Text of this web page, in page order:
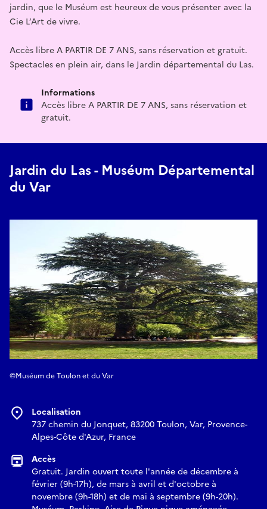
jardin, que le Muséum est heureux de vous présenter avec la
Cie L’Art de vivre.
Accès libre A PARTIR DE 7 ANS, sans réservation et gratuit.
Spectacles en plein air, dans le Jardin départemental du Las.
Informations
Accès libre A PARTIR DE 7 ANS, sans réservation et
gratuit.
Jardin du Las - Muséum Départemental
du Var
©Muséum de Toulon et du Var
Localisation
737 chemin du Jonquet, 83200 Toulon, Var, Provence-
Alpes-Côte d'Azur, France
Accès
Gratuit. Jardin ouvert toute l'année de décembre à
février (9h-17h), de mars à avril et d'octobre à
novembre (9h-18h) et de mai à septembre (9h-20h).